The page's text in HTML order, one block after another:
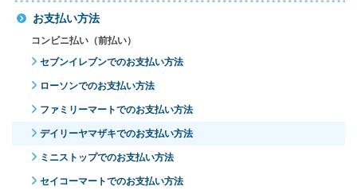
お支払い方法
コンビニ払い（前払い）
セブンイレブンでのお支払い方法
ローソンでのお支払い方法
ファミリーマートでのお支払い方法
デイリーヤマザキでのお支払い方法
ミニストップでのお支払い方法
セイコーマートでのお支払い方法